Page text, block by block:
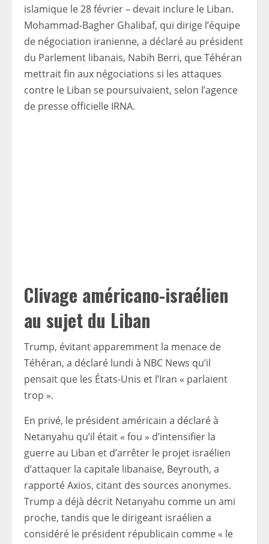
islamique le 28 février – devait inclure le Liban.
Mohammad-Bagher Ghalibaf, qui dirige l’équipe
de négociation iranienne, a déclaré au président
du Parlement libanais, Nabih Berri, que Téhéran
mettrait fin aux négociations si les attaques
contre le Liban se poursuivaient, selon l’agence
de presse officielle IRNA.
Clivage américano-israélien
au sujet du Liban
Trump, évitant apparemment la menace de
Téhéran, a déclaré lundi à NBC News qu’il
pensait que les États-Unis et l’Iran « parlaient
trop ».
En privé, le président américain a déclaré à
Netanyahu qu’il était « fou » d’intensifier la
guerre au Liban et d’arrêter le projet israélien
d’attaquer la capitale libanaise, Beyrouth, a
rapporté Axios, citant des sources anonymes.
Trump a déjà décrit Netanyahu comme un ami
proche, tandis que le dirigeant israélien a
considéré le président républicain comme « le